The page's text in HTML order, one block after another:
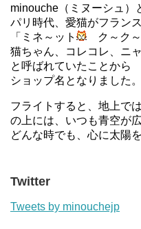
minouche（ミヌーシュ）
パリ時代、愛猫がフラン
「ミネ～ット
ク～ク～
猫ちゃん、コレコレ、ニ
と呼ばれていたことから
ショップ名となりました。
フライトすると、地上で
の上には、いつも青空が
どんな時でも、心に太陽
Twitter
Tweets by minouchejp